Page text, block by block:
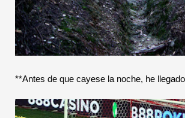
**Antes de que cayese la noche, he